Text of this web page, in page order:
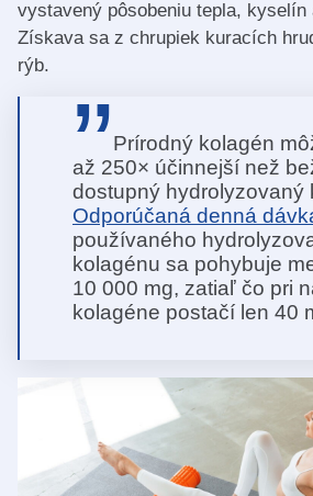
vystavený pôsobeniu tepla, kyselín
Získava sa z chrupiek kuracích
rýb.
Prírodný kolagén
až 250× účinnejší než
dostupný hydrolyzovaný
Odporúčaná denná
používaného
kolagénu sa pohybuje
10 000 mg, zatiaľ čo pri
kolagéne postačí len 40